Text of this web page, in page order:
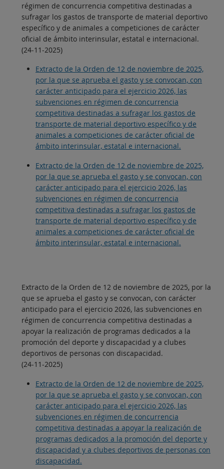
régimen de concurrencia competitiva destinadas a
sufragar los gastos de transporte de material deportivo
específico y de animales a competiciones de carácter
oficial de ámbito interinsular, estatal e internacional.
(24-11-2025)
Extracto de la Orden de 12 de noviembre de 2025,
por la que se aprueba el gasto y se convocan, con
carácter anticipado para el ejercicio 2026, las
subvenciones en régimen de concurrencia
competitiva destinadas a sufragar los gastos de
transporte de material deportivo específico y de
animales a competiciones de carácter oficial de
ámbito interinsular, estatal e internacional.
Extracto de la Orden de 12 de noviembre de 2025,
por la que se aprueba el gasto y se convocan, con
carácter anticipado para el ejercicio 2026, las
subvenciones en régimen de concurrencia
competitiva destinadas a sufragar los gastos de
transporte de material deportivo específico y de
animales a competiciones de carácter oficial de
ámbito interinsular, estatal e internacional.
Extracto de la Orden de 12 de noviembre de 2025, por la
que se aprueba el gasto y se convocan, con carácter
anticipado para el ejercicio 2026, las subvenciones en
régimen de concurrencia competitiva destinadas a
apoyar la realización de programas dedicados a la
promoción del deporte y discapacidad y a clubes
deportivos de personas con discapacidad.
(24-11-2025)
Extracto de la Orden de 12 de noviembre de 2025,
por la que se aprueba el gasto y se convocan, con
carácter anticipado para el ejercicio 2026, las
subvenciones en régimen de concurrencia
competitiva destinadas a apoyar la realización de
programas dedicados a la promoción del deporte y
discapacidad y a clubes deportivos de personas con
discapacidad.